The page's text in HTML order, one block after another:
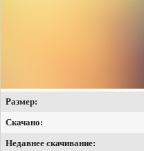
Размер:
Скачано:
Недавнее скачивание: